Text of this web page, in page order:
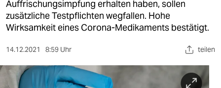
gesellschaft
kultur
sport
berlin
Auffrischungsimpfung erhalten haben, sollen
zusätzliche Testpflichten wegfallen. Hohe
Wirksamkeit eines Corona-Medikaments bestätigt.
14.12.2021 8:59 Uhr teilen